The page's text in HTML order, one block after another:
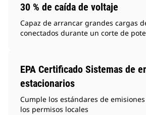
30 % de caída de voltaje
Capaz de arrancar grandes cargas
conectados durante un corte de
EPA Certificado Sistemas de
estacionarios
Cumple los estándares de
los permisos locales